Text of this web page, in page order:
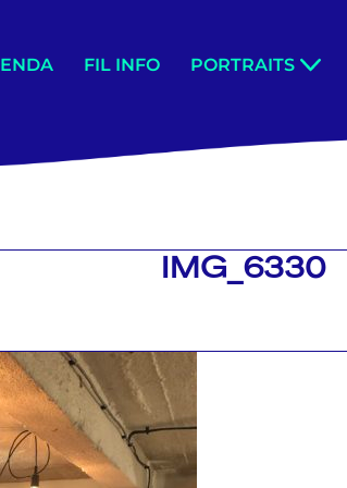
FIL INFO PORTRAITS
IMG_6330